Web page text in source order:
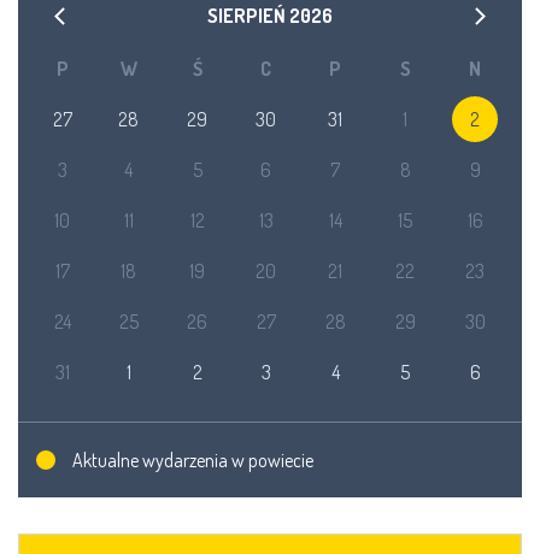
SIERPIEŃ 2026
P W Ś C P S N
27 28 29 30 31 1 2
3 4 5 6 7 8 9
10 11 12 13 14 15 16
17 18 19 20 21 22 23
24 25 26 27 28 29 30
31 1 2 3 4 5 6
Aktualne wydarzenia w powiecie